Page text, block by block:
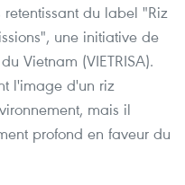
du label "Riz
une initiative de
Vietnam (VIETRISA).
l'image d'un riz
mais il
profond en faveur du